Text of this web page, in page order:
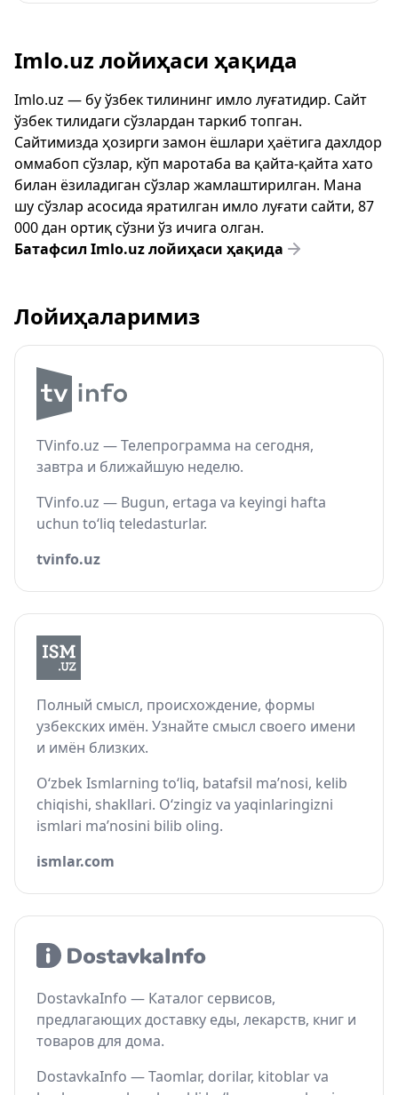
Imlo.uz лойиҳаси ҳақида
Imlo.uz — бу ўзбек тилининг имло луғатидир. Сайт
ўзбек тилидаги сўзлардан таркиб топган.
Сайтимизда ҳозирги замон ёшлари ҳаётига дахлдор
оммабоп сўзлар, кўп маротаба ва қайта-қайта хато
билан ёзиладиган сўзлар жамлаштирилган. Мана
шу сўзлар асосида яратилган имло луғати сайти, 87
000 дан ортиқ сўзни ўз ичига олган.
Батафсил Imlo.uz лойиҳаси ҳақида
Лойиҳаларимиз
TVinfo.uz — Телепрограмма на сегодня,
завтра и ближайшую неделю.
TVinfo.uz — Bugun, ertaga va keyingi hafta
uchun to‘liq teledasturlar.
tvinfo.uz
Полный смысл, происхождение, формы
узбекских имён. Узнайте смысл своего имени
и имён близких.
O‘zbek Ismlarning to‘liq, batafsil ma’nosi, kelib
chiqishi, shakllari. O‘zingiz va yaqinlaringizni
ismlari ma’nosini bilib oling.
ismlar.com
DostavkaInfo — Каталог сервисов,
предлагающих доставку еды, лекарств, книг и
товаров для дома.
DostavkaInfo — Taomlar, dorilar, kitoblar va